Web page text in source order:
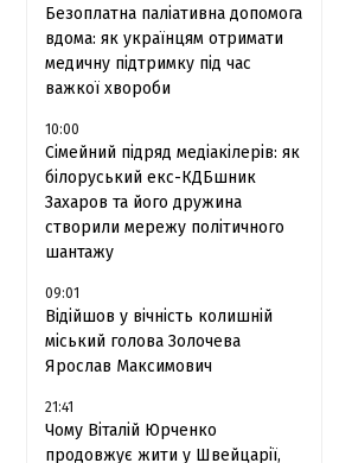
Безоплатна паліативна допомога
вдома: як українцям отримати
медичну підтримку під час
важкої хвороби
10:00
Сімейний підряд медіакілерів: як
білоруський екс-КДБшник
Захаров та його дружина
створили мережу політичного
шантажу
09:01
Відійшов у вічність колишній
міський голова Золочева
Ярослав Максимович
21:41
Чому Віталій Юрченко
продовжує жити у Швейцарії,